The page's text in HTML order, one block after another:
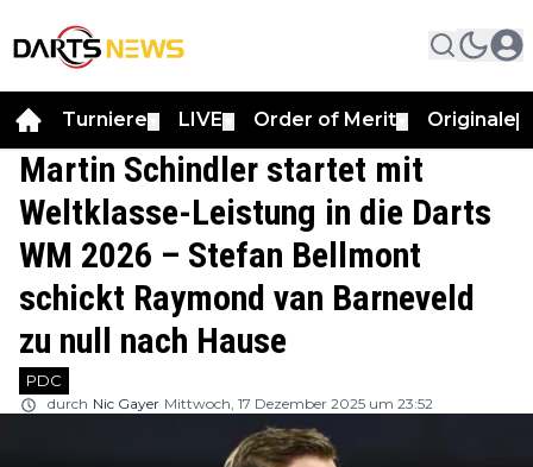
Turniere LIVE Order of Merit Originale
Martin Schindler startet mit
Weltklasse-Leistung in die Darts
WM 2026 – Stefan Bellmont
schickt Raymond van Barneveld
zu null nach Hause
PDC
durch Nic Gayer Mittwoch, 17 Dezember 2025 um 23:52